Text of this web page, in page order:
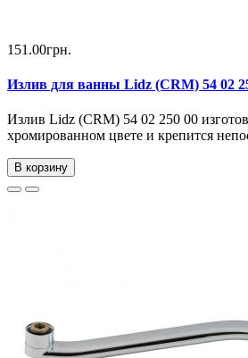
151.00грн.
Излив для ванны Lidz (CRM) 54 02
Излив Lidz (CRM) 54 02 250 00
хромированном цвете и крепится
В корзину